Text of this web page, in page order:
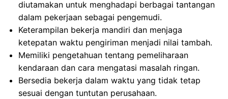
diutamakan untuk menghadapi berbagai tantangan
dalam pekerjaan sebagai pengemudi.
Keterampilan bekerja mandiri dan menjaga
ketepatan waktu pengiriman menjadi nilai tambah.
Memiliki pengetahuan tentang pemeliharaan
kendaraan dan cara mengatasi masalah ringan.
Bersedia bekerja dalam waktu yang tidak tetap
sesuai dengan tuntutan perusahaan.